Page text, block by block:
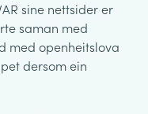
sine nettsider er
saman med
med openheitslova
dersom ein